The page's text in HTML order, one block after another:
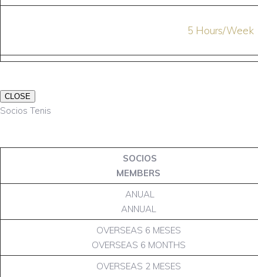
5 Hours/Week
CLOSE
Socios Tenis
SOCIOS
MEMBERS
ANUAL
ANNUAL
OVERSEAS 6 MESES
OVERSEAS 6 MONTHS
OVERSEAS 2 MESES